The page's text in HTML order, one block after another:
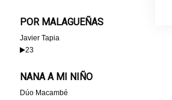
POR MALAGUEÑAS
Javier Tapia
23
NANA A MI NIÑO
Dúo Macambé